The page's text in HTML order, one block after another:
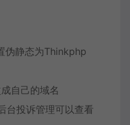
伪静态为Thinkphp
自己的域名
台投诉管理可以查看